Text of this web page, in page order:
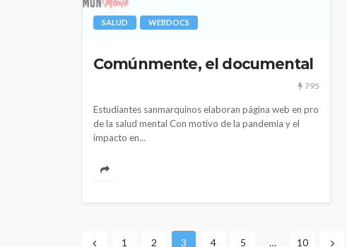
SALUD WEBDOCS
Comúnmente, el documental
795
Estudiantes sanmarquinos elaboran página web en pro
de la salud mental Con motivo de la pandemia y el
impacto en...
1 2 3 4 5 … 10